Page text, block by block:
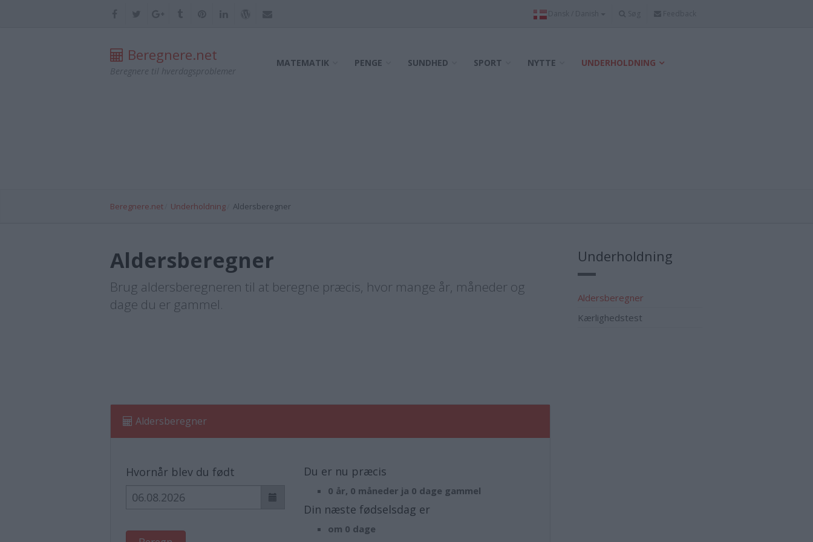
Beregnere.net
Beregnere til hverdagsproblemer
MATEMATIK PENGE SUNDHED SPORT NYTTE UNDERHOLDNING
Beregnere.net Underholdning Aldersberegner
Aldersberegner
Brug aldersberegneren til at beregne præcis, hvor mange år, måneder og
dage du er gammel.
Aldersberegner
Hvornår blev du født Du er nu præcis
0 år, 0 måneder ja 0 dage gammel
Din næste fødselsdag er
om 0 dage
Underholdning
Aldersberegner
Kærlighedstest